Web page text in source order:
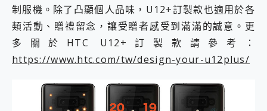
制服機。除了凸顯個人品味，U12+訂製款也適用於各
類活動、贈禮留念，讓受贈者感受到滿滿的誠意。更
多關於HTC U12+訂製款請參考：
https://www.htc.com/tw/design-your-u12plus/